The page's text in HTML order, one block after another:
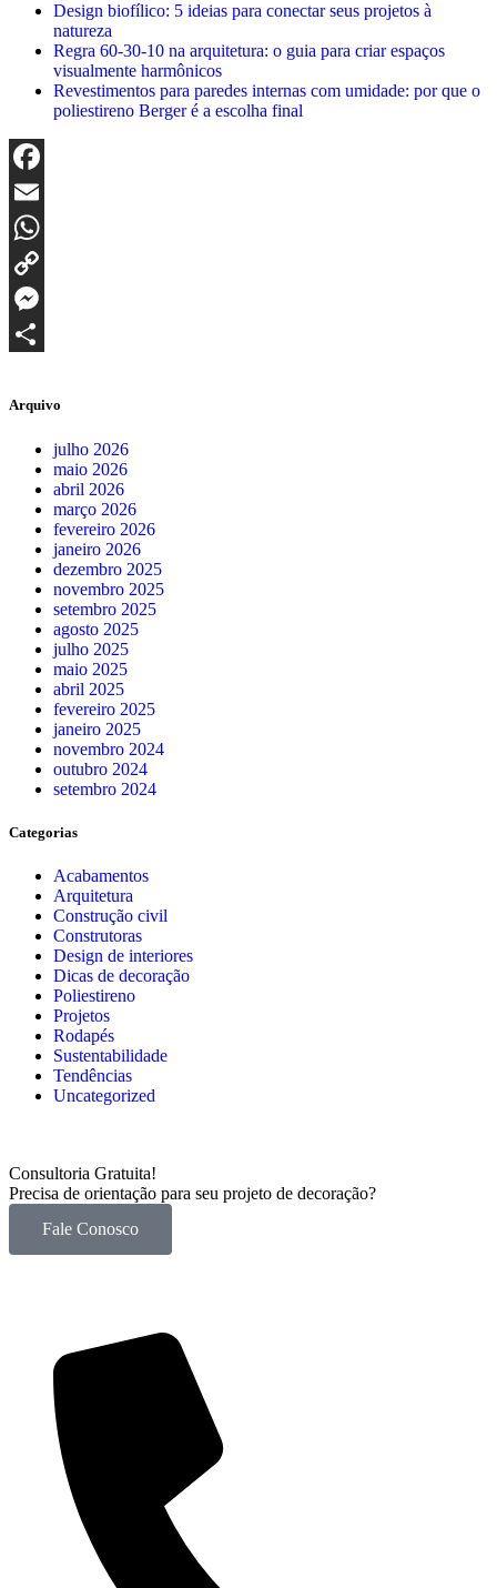
Design biofílico: 5 ideias para conectar seus projetos à
natureza
Regra 60-30-10 na arquitetura: o guia para criar espaços
visualmente harmônicos
Revestimentos para paredes internas com umidade: por que o
poliestireno Berger é a escolha final
Facebook
Email
WhatsApp
Copy
Link
Messenger
Arquivo
julho 2026
maio 2026
abril 2026
março 2026
fevereiro 2026
janeiro 2026
dezembro 2025
novembro 2025
setembro 2025
agosto 2025
julho 2025
maio 2025
abril 2025
fevereiro 2025
janeiro 2025
novembro 2024
outubro 2024
setembro 2024
Categorias
Acabamentos
Arquitetura
Construção civil
Construtoras
Design de interiores
Dicas de decoração
Poliestireno
Projetos
Rodapés
Sustentabilidade
Tendências
Uncategorized
Consultoria Gratuita!
Precisa de orientação para seu projeto de decoração?
Fale Conosco